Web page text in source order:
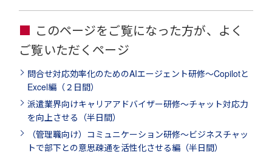
このページをご覧になった方が、よく
ご覧いただくページ
問合せ対応効率化のためのAIエージェント研修～Copilotと
Excel編（２日間）
派遣業界向けキャリアアドバイザー研修～チャット対応力
を向上させる（半日間）
（管理職向け）コミュニケーション研修～ビジネスチャッ
トで部下との意思疎通を活性化させる編（半日間）